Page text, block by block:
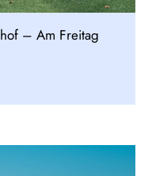
– Am Freitag